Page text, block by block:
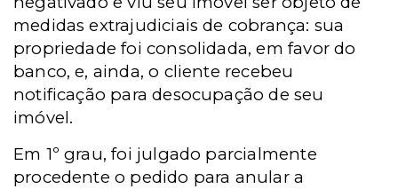
medidas extrajudiciais de cobrança: sua
propriedade foi consolidada, em favor do
banco, e, ainda, o cliente recebeu
notificação para desocupação de seu
imóvel.
Em 1º grau, foi julgado parcialmente
procedente o pedido para anular a